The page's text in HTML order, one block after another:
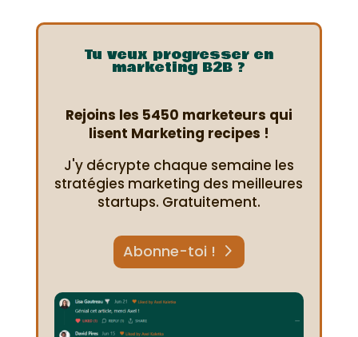
Tu veux progresser en
marketing B2B ?
Rejoins les 5450 marketeurs qui
lisent Marketing recipes !
J'y décrypte chaque semaine les
stratégies marketing des meilleures
startups. Gratuitement.
Abonne-toi !